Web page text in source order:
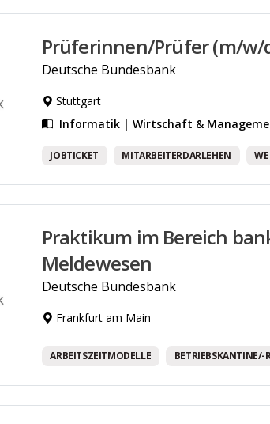
Prüferinnen/Prüfer (m/
Deutsche Bundesbank
Stuttgart
Informatik | Wirtschaft &
JOBTICKET MITARBEITERDARLEHEN
Praktikum im Bereich
Meldewesen
Deutsche Bundesbank
Frankfurt am Main
ARBEITSZEITMODELLE BETRIEBSKANTINE/-